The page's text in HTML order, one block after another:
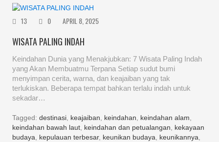
13 0 APRIL 8, 2025
WISATA PALING INDAH
Keindahan Dunia yang Menakjubkan: 7 Wisata Paling Indah
yang Akan Membuatmu Terpana Setiap sudut bumi
menyimpan cerita, warna, dan keajaiban yang tak
terlukiskan. Beberapa tempat bahkan terlalu indah untuk
sekadar…
Tagged: destinasi keajaiban keindahan keindahan alam
keindahan bawah laut keindahan dan petualangan
kekayaan
budaya
kepulauan terbesar, keunikan budaya keunikannya